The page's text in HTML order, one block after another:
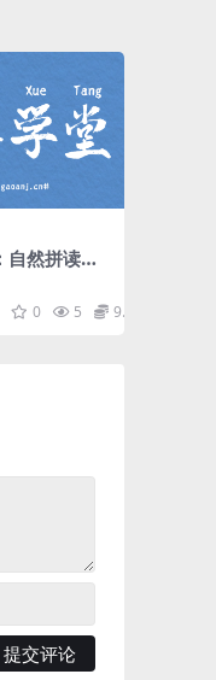
自然拼读
度网盘
0 5 9.9